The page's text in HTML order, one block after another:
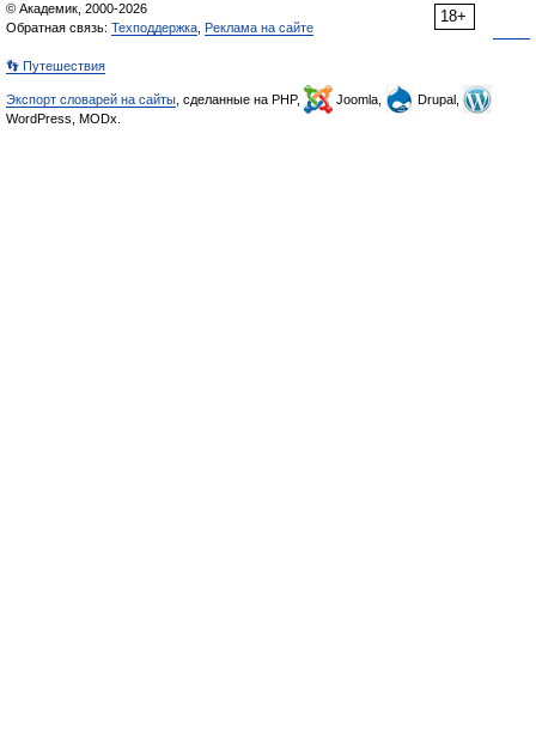
18+
© Академик, 2000-2026
Обратная связь: Техподдержка Реклама на сайте
👣 Путешествия
Экспорт словарей на сайты , сделанные на PHP, Joomla,
Drupal,
WordPress, MODx.